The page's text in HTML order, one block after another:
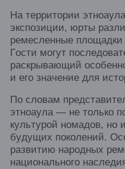
На территории
экспозиции, юрты
ремесленные
Гости могут
раскрывающий
и его значение для
По словам
этноаула — не только
культурой номадов, но
будущих поколений.
развитию народных
национального